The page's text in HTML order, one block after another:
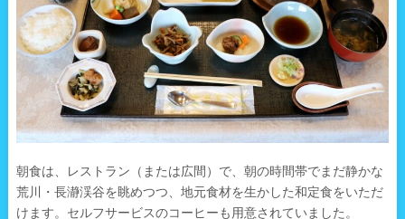
朝食は、レストラン（または広間）で、朝の時間帯でまだ静かな
荒川・長瀞渓谷を眺めつつ、地元食材を生かした和定食をいただ
けます。セルフサービスのコーヒーも用意されていました。